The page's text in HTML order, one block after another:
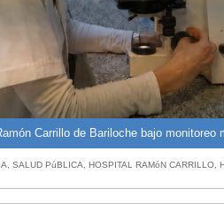
Carrillo de Bariloche bajo monitoreo
,SALUD PúBLICA ,HOSPITAL RAMóN CARRILLO ,